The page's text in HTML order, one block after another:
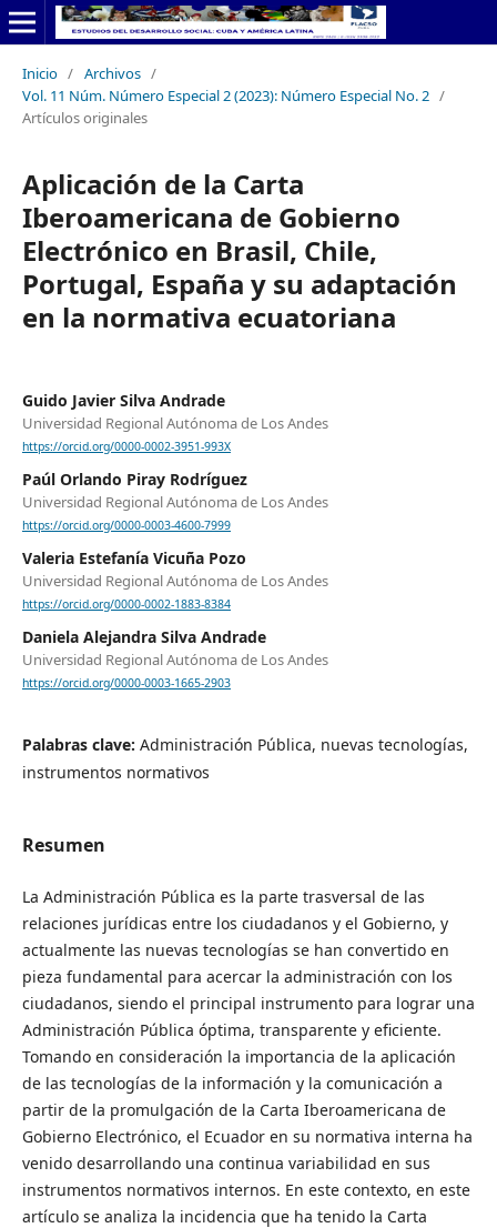
Inicio / Archivos /
Vol. 11 Núm. Número Especial 2 (2023): Número Especial No. 2 /
Artículos originales
Aplicación de la Carta
Iberoamericana de Gobierno
Electrónico en Brasil, Chile,
Portugal, España y su adaptación
en la normativa ecuatoriana
Guido Javier Silva Andrade
Universidad Regional Autónoma de Los Andes
https://orcid.org/0000-0002-3951-993X
Paúl Orlando Piray Rodríguez
Universidad Regional Autónoma de Los Andes
https://orcid.org/0000-0003-4600-7999
Valeria Estefanía Vicuña Pozo
Universidad Regional Autónoma de Los Andes
https://orcid.org/0000-0002-1883-8384
Daniela Alejandra Silva Andrade
Universidad Regional Autónoma de Los Andes
https://orcid.org/0000-0003-1665-2903
Palabras clave: Administración Pública, nuevas tecnologías,
instrumentos normativos
Resumen
La Administración Pública es la parte trasversal de las
relaciones jurídicas entre los ciudadanos y el Gobierno, y
actualmente las nuevas tecnologías se han convertido en
pieza fundamental para acercar la administración con los
ciudadanos, siendo el principal instrumento para lograr una
Administración Pública óptima, transparente y eficiente.
Tomando en consideración la importancia de la aplicación
de las tecnologías de la información y la comunicación a
partir de la promulgación de la Carta Iberoamericana de
Gobierno Electrónico, el Ecuador en su normativa interna ha
venido desarrollando una continua variabilidad en sus
instrumentos normativos internos. En este contexto, en este
artículo se analiza la incidencia que ha tenido la Carta